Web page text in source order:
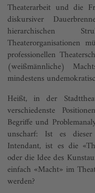
Theaterarbeit und die
diskursiver
hierarchischen
Theaterorganisationen
professionellen
(weißmännliche)
mindestens
Heißt, in der
verschiedenste
Begriffe und
unscharf: Ist es dieser
Intendant, ist es die
oder die Idee des
einfach «Macht» im
werden?